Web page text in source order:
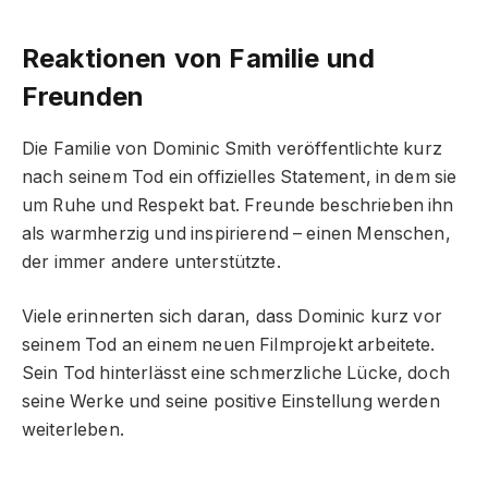
Reaktionen von Familie und
Freunden
Die Familie von Dominic Smith veröffentlichte kurz
nach seinem Tod ein offizielles Statement, in dem sie
um Ruhe und Respekt bat. Freunde beschrieben ihn
als warmherzig und inspirierend – einen Menschen,
der immer andere unterstützte.
Viele erinnerten sich daran, dass Dominic kurz vor
seinem Tod an einem neuen Filmprojekt arbeitete.
Sein Tod hinterlässt eine schmerzliche Lücke, doch
seine Werke und seine positive Einstellung werden
weiterleben.